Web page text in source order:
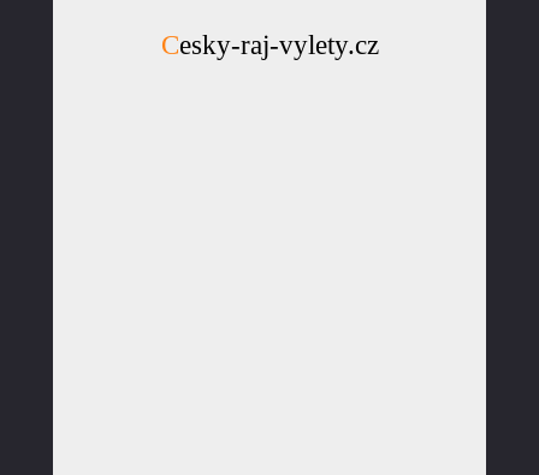
Cesky-raj-vylety.cz